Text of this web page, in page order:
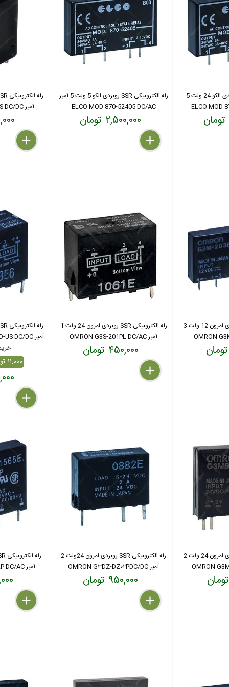
رله الکترونیکی SSR روبردی الکو 24 ولت 5
رله الکترونیکی SSR روبردی الکو 5 ولت 5 آمپر
ELCO MOD 870-52405 DC/AC
۲,۵۰۰,۰۰۰ تومان
delete
remove
add
آمپر OMRON G3FD-X02S DC/DC
delete
remove
add
رله الکترونیکی SSR روبردی امرون 12 ولت 3
رله الکترونیکی SSR روبردی امرون 24 ولت 1
آمپر OMRON G3S-201PL DC/AC
۴۵۰,۰۰۰ تومان
delete
remove
add
آمپر OMRON G3SD-Z01P-PD-US DC/DC
خرید
۱۱,۰۰۰ تومان تخفیف ( %۶)
delete
remove
add
رله الکترونیکی SSR روبردی امرون 24 ولت 2
رله الکترونیکی SSR روبردی امرون 24ولت 2
آمپر OMRON G۳DZ-DZ۰۲PDC/DC
۹۵۰,۰۰۰ تومان
delete
remove
add
آمپر OMRON G3MB-202P DC/AC
delete
remove
add